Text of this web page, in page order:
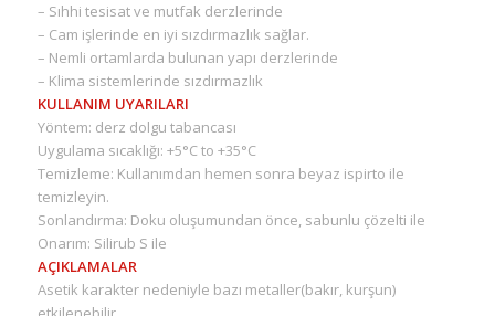
– Sıhhi tesisat ve mutfak derzlerinde
– Cam işlerinde en iyi sızdırmazlık sağlar.
– Nemli ortamlarda bulunan yapı derzlerinde
– Klima sistemlerinde sızdırmazlık
KULLANIM UYARILARI
Yöntem: derz dolgu tabancası
Uygulama sıcaklığı: +5°C to +35°C
Temizleme: Kullanımdan hemen sonra beyaz ispirto ile
temizleyin.
Sonlandırma: Doku oluşumundan önce, sabunlu çözelti ile
Onarım: Silirub S ile
AÇIKLAMALAR
Asetik karakter nedeniyle bazı metaller(bakır, kurşun)